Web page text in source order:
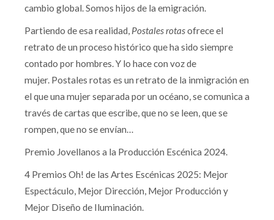
cambio global. Somos hijos de la emigración.
Partiendo de esa realidad, Postales rotasofrece el
retrato de un proceso histórico que ha sido siempre
contado por hombres. Y lo hace con voz de
mujer. Postales rotas es un retrato de la inmigración en
el que una mujer separada por un océano, se comunica a
través de cartas que escribe, que no se leen, que se
rompen, que no se envían…
Premio Jovellanos a la Producción Escénica 2024.
4 Premios Oh! de las Artes Escénicas 2025: Mejor
Espectáculo, Mejor Dirección, Mejor Producción y
Mejor Diseño de Iluminación.